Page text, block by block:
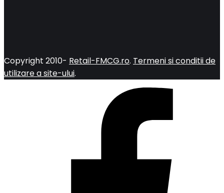
Copyright 2010- Retail-FMCG.ro. Termeni si conditii de
utilizare a site-ului.